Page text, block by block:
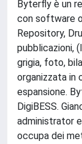
Byterfly è un
con software
Repository,
pubblicazioni,
grigia, foto,
organizzata in
espansione.
DigiBESS.
administrator
occupa dei